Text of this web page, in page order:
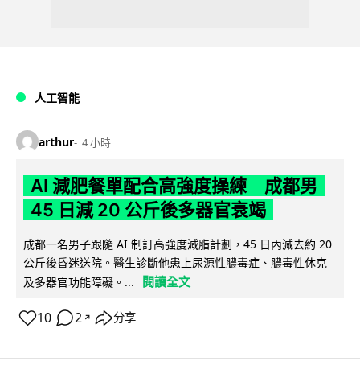
人工智能
arthur 4 小時
AI 減肥餐單配合高強度操練 成都男
45 日減 20 公斤後多器官衰竭
成都一名男子跟隨 AI 制訂高強度減脂計劃，45 日內減去約 20
公斤後昏迷送院。醫生診斷他患上尿源性膿毒症、膿毒性休克
及多器官功能障礙。...
閱讀全文
10 2 ↗ 分享